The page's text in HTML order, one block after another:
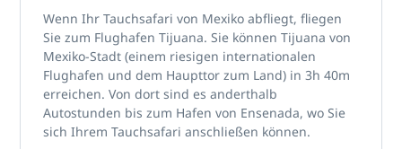
Wenn Ihr Tauchsafari von Mexiko abfliegt, fliegen
Sie zum Flughafen Tijuana. Sie können Tijuana von
Mexiko-Stadt (einem riesigen internationalen
Flughafen und dem Haupttor zum Land) in 3h 40m
erreichen. Von dort sind es anderthalb
Autostunden bis zum Hafen von Ensenada, wo Sie
sich Ihrem Tauchsafari anschließen können.